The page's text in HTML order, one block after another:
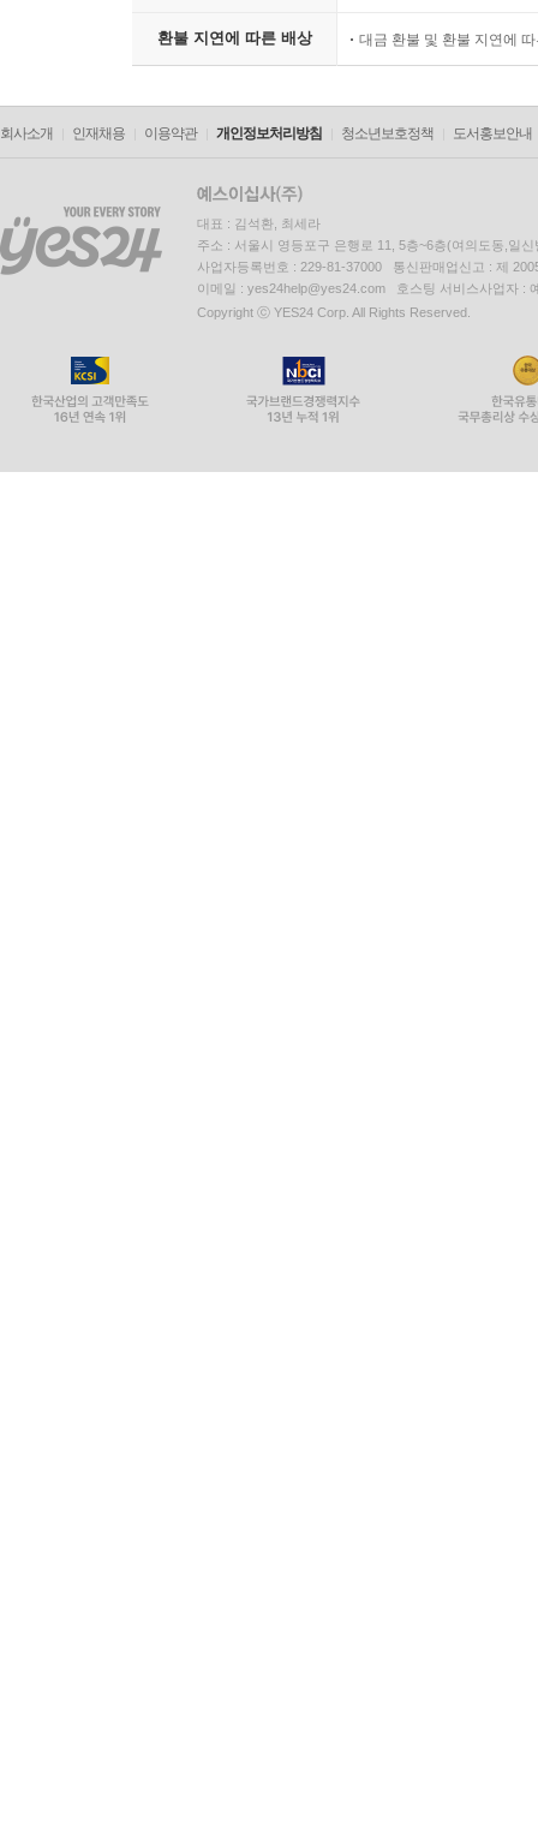
환불 지연에 따른 배상 대금 환불 및 환불 지연에
회사소개 인재채용 이용약관 개인정보처리방침 청소년보호정책 도서홍보안내
대표 : 김석환, 최세라
주소 : 서울시 영등포구 은행로 11, 5층~6층(여의도동,일신
사업자등록번호 : 229-81-37000 통신판매업신고 : 제
이메일 : yes24help@yes24.com 호스팅 서비스사업자 :
Copyright ⓒ YES24 Corp. All Rights Reserved.